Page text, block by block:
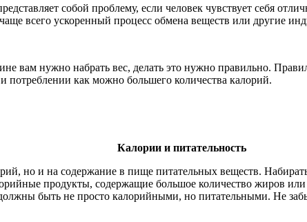
собой проблему, если человек чувствует себя
всего ускоренный процесс обмена веществ или другие
вам нужно набрать вес, делать это нужно правильно.
потреблении как можно большего количества калорий.
Калории и питательность
но и на содержание в пище питательных веществ.
продукты, содержащие большое количество жиров
быть не просто калорийными, но питательными. Не